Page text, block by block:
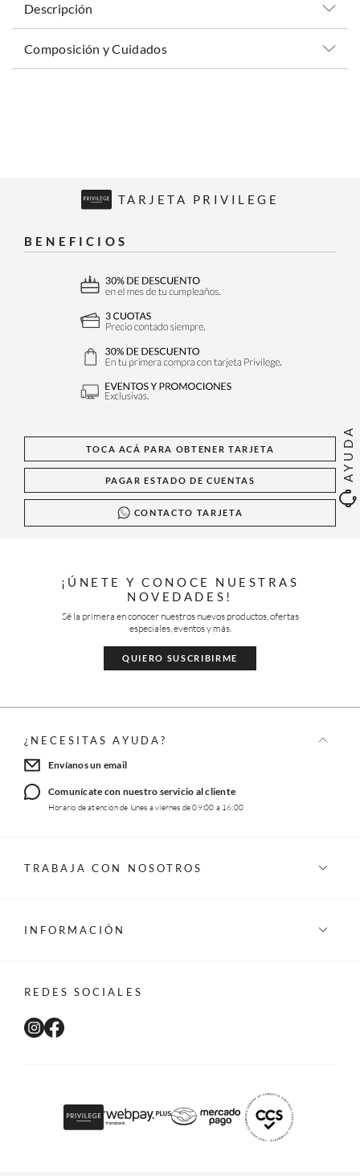
AYUDA
Descripción
Composición y Cuidados
TARJETA PRIVILEGE
BENEFICIOS
TOCA ACÁ PARA OBTENER TARJETA
PAGAR ESTADO DE CUENTAS
CONTACTO TARJETA
¡ÚNETE Y CONOCE NUESTRAS
NOVEDADES!
Sé la primera en conocer nuestros nuevos productos, ofertas
especiales, eventos y más.
QUIERO SUSCRIBIRME
¿NECESITAS AYUDA?
Envíanos un email
Comunícate con nuestro servicio al cliente
Horario de atención de lunes a viernes de 09:00 a 16:00
TRABAJA CON NOSOTROS
INFORMACIÓN
REDES SOCIALES